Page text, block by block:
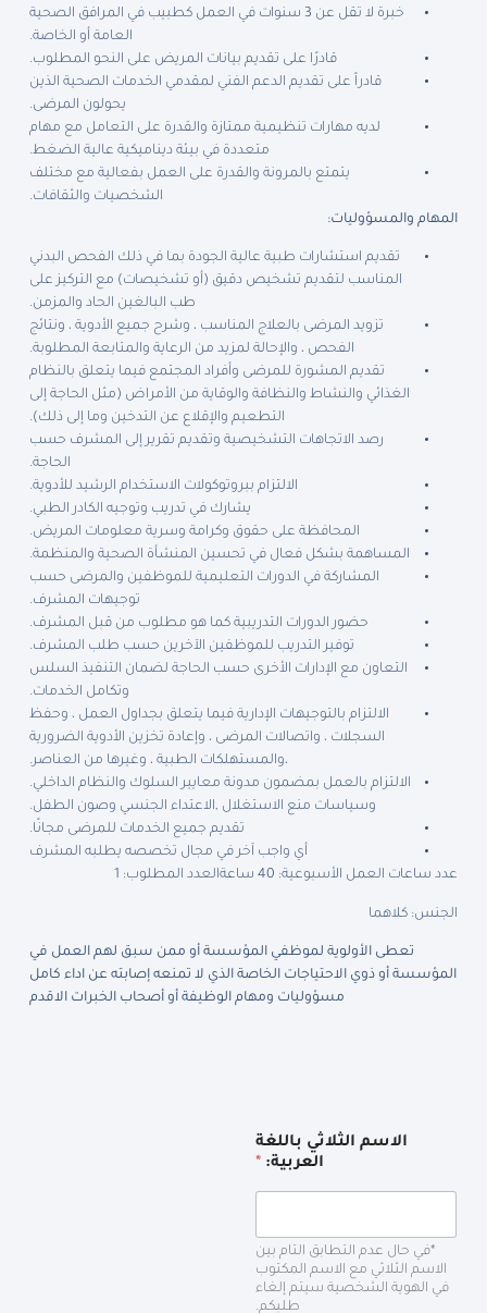
خبرة لا تقل عن 3 سنوات في العمل كطبيب في المرافق الصحية
العامة أو الخاصة.
قادرًا على تقديم بيانات المريض على النحو المطلوب.
قادراً على تقديم الدعم الفني لمقدمي الخدمات الصحية الذين
يحولون المرضى.
لديه مهارات تنظيمية ممتازة والقدرة على التعامل مع مهام
متعددة في بيئة ديناميكية عالية الضغط.
يتمتع بالمرونة والقدرة على العمل بفعالية مع مختلف
الشخصيات والثقافات.
المهام والمسؤوليات:
تقديم استشارات طبية عالية الجودة بما في ذلك الفحص البدني
المناسب لتقديم تشخيص دقيق (أو تشخيصات) مع التركيز على
طب البالغين الحاد والمزمن.
تزويد المرضى بالعلاج المناسب ، وشرح جميع الأدوية ، ونتائج
الفحص ، والإحالة لمزيد من الرعاية والمتابعة المطلوبة.
تقديم المشورة للمرضى وأفراد المجتمع فيما يتعلق بالنظام
الغذائي والنشاط والنظافة والوقاية من الأمراض (مثل الحاجة إلى
التطعيم والإقلاع عن التدخين وما إلى ذلك).
رصد الاتجاهات التشخيصية وتقديم تقرير إلى المشرف حسب
الحاجة.
الالتزام ببروتوكولات الاستخدام الرشيد للأدوية.
يشارك في تدريب وتوجيه الكادر الطبي.
المحافظة على حقوق وكرامة وسرية معلومات المريض.
المساهمة بشكل فعال في تحسين المنشأة الصحية والمنظمة.
المشاركة في الدورات التعليمية للموظفين والمرضى حسب
توجيهات المشرف.
حضور الدورات التدريبية كما هو مطلوب من قبل المشرف.
توفير التدريب للموظفين الآخرين حسب طلب المشرف.
التعاون مع الإدارات الأخرى حسب الحاجة لضمان التنفيذ السلس
وتكامل الخدمات.
الالتزام بالتوجيهات الإدارية فيما يتعلق بجداول العمل ، وحفظ
السجلات ، واتصالات المرضى ، وإعادة تخزين الأدوية الضرورية
،والمستهلكات الطبية ، وغيرها من العناصر.
الالتزام بالعمل بمضمون مدونة معايير السلوك والنظام الداخلي.
وسياسات منع الاستغلال ,الاعتداء الجنسي وصون الطفل.
تقديم جميع الخدمات للمرضى مجانًا.
أي واجب آخر في مجال تخصصه يطلبه المشرف
عدد ساعات العمل الأسبوعية: 40 ساعة
العدد المطلوب: 1
الجنس: كلاهما
تعطى الأولوية لموظفي المؤسسة أو ممن سبق لهم العمل في
المؤسسة أو ذوي الاحتياجات الخاصة الذي لا تمنعه إصابته عن اداء كامل
مسؤوليات ومهام الوظيفة أو أصحاب الخبرات الاقدم
الاسم الثلاثي باللغة
العربية: *
*في حال عدم التطابق التام بين
الاسم الثلاثي مع الاسم المكتوب
في الهوية الشخصية سيتم إلغاء
طلبكم.